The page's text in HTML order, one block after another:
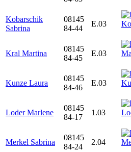
Kobarschik
Sabrina
08145
84-44
E.03
Kral Martina
08145
84-45
E.03
Kunze Laura
08145
84-46
E.03
Loder Marlene
08145
84-17
1.03
Merkel Sabrina
08145
84-24
2.04